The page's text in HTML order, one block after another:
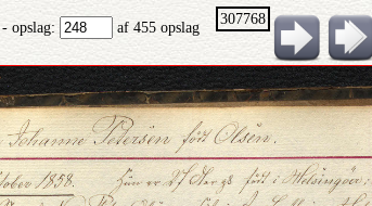
307768
opslag: af 455 opslag